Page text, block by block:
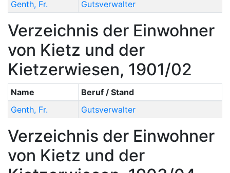
Genth, Fr. Gutsverwalter
Verzeichnis der Einwohner
von Kietz und der
Kietzerwiesen, 1901/02
Name
Beruf / Stand
Genth, Fr. Gutsverwalter
Verzeichnis der Einwohner
von Kietz und der